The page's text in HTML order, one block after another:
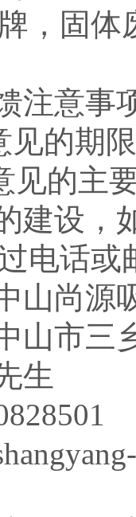
，固
注意事
见的期
见的主
建设，
电话或
山尚源
山市三
生